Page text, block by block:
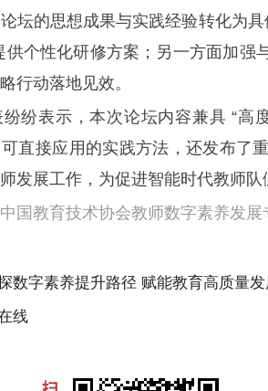
坛的思想成果与实践经验转化为
供个性化研修方案；另一方面加
行动落地见效。
表示，本次论坛内容兼具 “高
直接应用的实践方法，还发布了
发展工作，为促进智能时代教师队
中国教育技术协会教师数字素养发展
数字素养提升路径 赋能教育高质量
线